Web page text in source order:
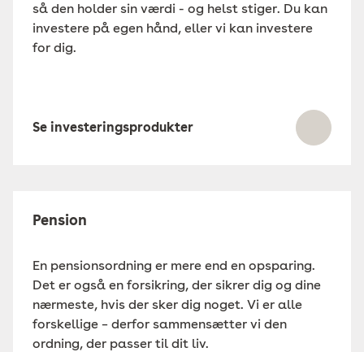
så den holder sin værdi - og helst stiger. Du kan
investere på egen hånd, eller vi kan investere
for dig.
Se investeringsprodukter
Pension
En pensionsordning er mere end en opsparing.
Det er også en forsikring, der sikrer dig og dine
nærmeste, hvis der sker dig noget. Vi er alle
forskellige – derfor sammensætter vi den
ordning, der passer til dit liv.